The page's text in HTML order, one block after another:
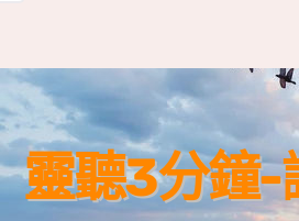
靈聽3分鐘-